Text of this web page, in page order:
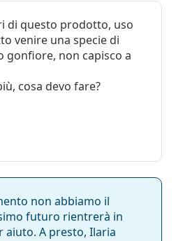
di questo prodotto, uso
venire una specie di
non capisco a
cosa devo fare?
non abbiamo il
futuro rientrerà in
aiuto. A presto, Ilaria